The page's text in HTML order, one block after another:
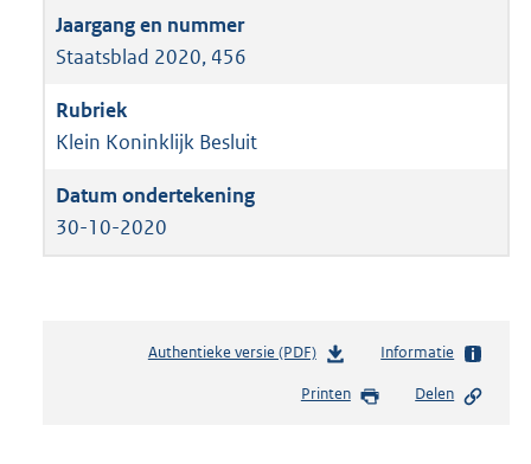
Staatsblad 2020, 456
Klein Koninklijk Besluit
30-10-2020
Authentieke versie (PDF)b
s
Informatie
Printen Delen